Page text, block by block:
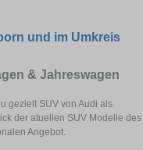
und im Umkreis
& Jahreswagen
gezielt SUV von Audi als
der atuellen SUV Modelle des
Angebot.